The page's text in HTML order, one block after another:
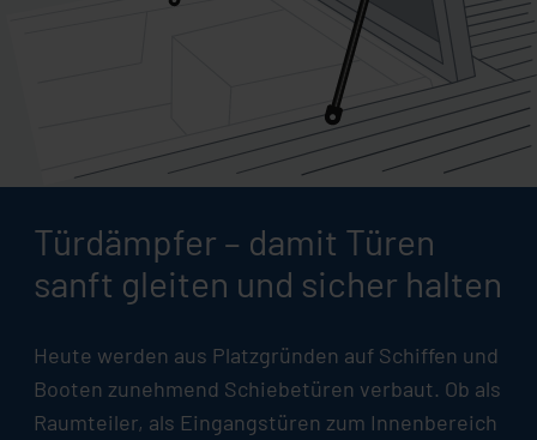
Türdämpfer – damit Türen
sanft gleiten und sicher halten
Heute werden aus Platzgründen auf Schiffen und
Booten zunehmend Schiebetüren verbaut. Ob als
Raumteiler, als Eingangstüren zum Innenbereich